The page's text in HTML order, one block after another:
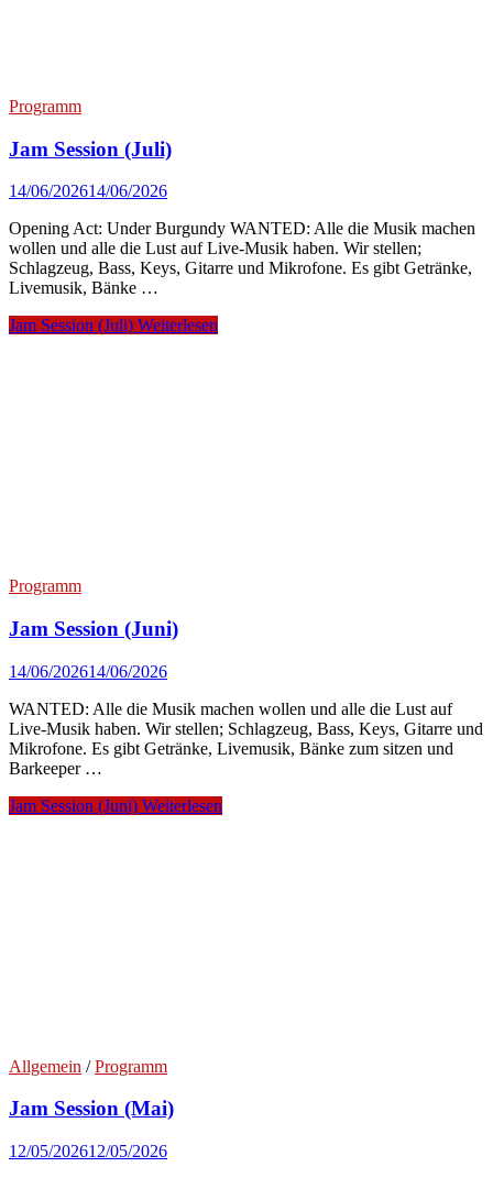
Programm
Jam Session (Juli)
14/06/202614/06/2026
Opening Act: Under Burgundy WANTED: Alle die Musik machen
wollen und alle die Lust auf Live-Musik haben. Wir stellen;
Schlagzeug, Bass, Keys, Gitarre und Mikrofone. Es gibt Getränke,
Livemusik, Bänke …
Jam Session (Juli) Weiterlesen
Programm
Jam Session (Juni)
14/06/202614/06/2026
WANTED: Alle die Musik machen wollen und alle die Lust auf
Live-Musik haben. Wir stellen; Schlagzeug, Bass, Keys, Gitarre und
Mikrofone. Es gibt Getränke, Livemusik, Bänke zum sitzen und
Barkeeper …
Jam Session (Juni) Weiterlesen
Allgemein /Programm
Jam Session (Mai)
12/05/202612/05/2026